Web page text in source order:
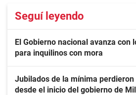
Seguí leyendo
El Gobierno nacional avanza con
para inquilinos con mora
Jubilados de la mínima
desde el inicio del gobierno de